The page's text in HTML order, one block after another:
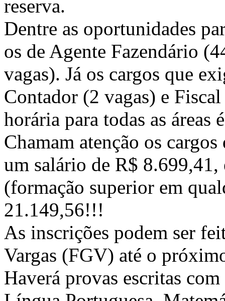
reserva.
Dentre as oportunidades
os de Agente Fazendário
vagas). Já os cargos que
Contador (2 vagas) e
horária para todas as áreas
Chamam atenção os
um salário de R$
(formação superior em
21.149,56!!!
As inscrições podem ser
Vargas (FGV) até o
Haverá provas escritas